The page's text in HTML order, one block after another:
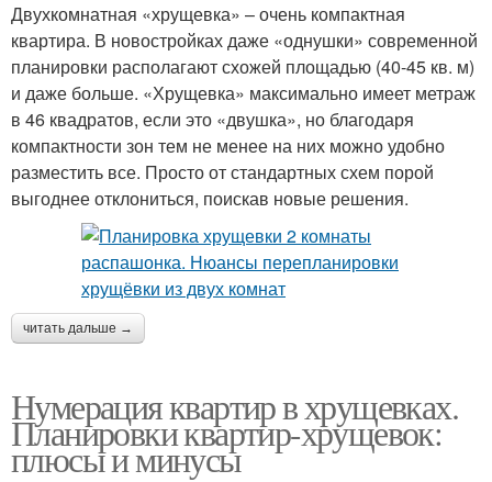
Двухкомнатная «хрущевка» – очень компактная
квартира. В новостройках даже «однушки» современной
планировки располагают схожей площадью (40-45 кв. м)
и даже больше. «Хрущевка» максимально имеет метраж
в 46 квадратов, если это «двушка», но благодаря
компактности зон тем не менее на них можно удобно
разместить все. Просто от стандартных схем порой
выгоднее отклониться, поискав новые решения.
читать дальше →
Нумерация квартир в хрущевках.
Планировки квартир-хрущевок:
плюсы и минусы